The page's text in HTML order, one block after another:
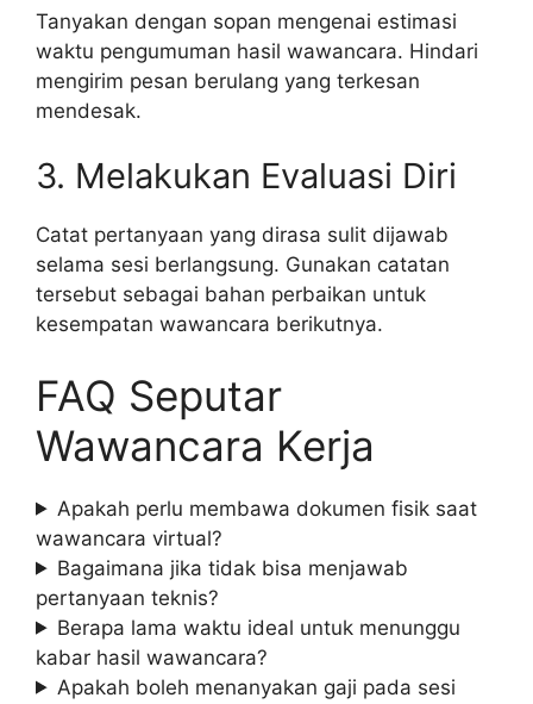
Tanyakan dengan sopan mengenai estimasi
waktu pengumuman hasil wawancara. Hindari
mengirim pesan berulang yang terkesan
mendesak.
3. Melakukan Evaluasi Diri
Catat pertanyaan yang dirasa sulit dijawab
selama sesi berlangsung. Gunakan catatan
tersebut sebagai bahan perbaikan untuk
kesempatan wawancara berikutnya.
FAQ Seputar
Wawancara Kerja
Apakah perlu membawa dokumen fisik saat
wawancara virtual?
Bagaimana jika tidak bisa menjawab
pertanyaan teknis?
Berapa lama waktu ideal untuk menunggu
kabar hasil wawancara?
Apakah boleh menanyakan gaji pada sesi